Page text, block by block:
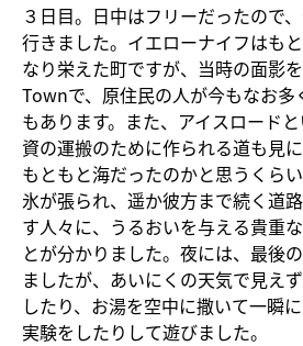
３日目。日中はフリーだったので
行きました。イエローナイフはも
なり栄えた町ですが、当時の面影
Townで、原住民の人が今もなお
もあります。また、 アイスロード
資の運搬のために作られる道も見
もともと海だったのかと思うくら
氷が張られ、遥か彼方まで続く道
す人々に、うるおいを与える貴重
とが分かりました。夜には、最後
ましたが、あいにくの天気で見え
したり、お湯を空中に撒いて一瞬に
実験をしたりして遊びました。